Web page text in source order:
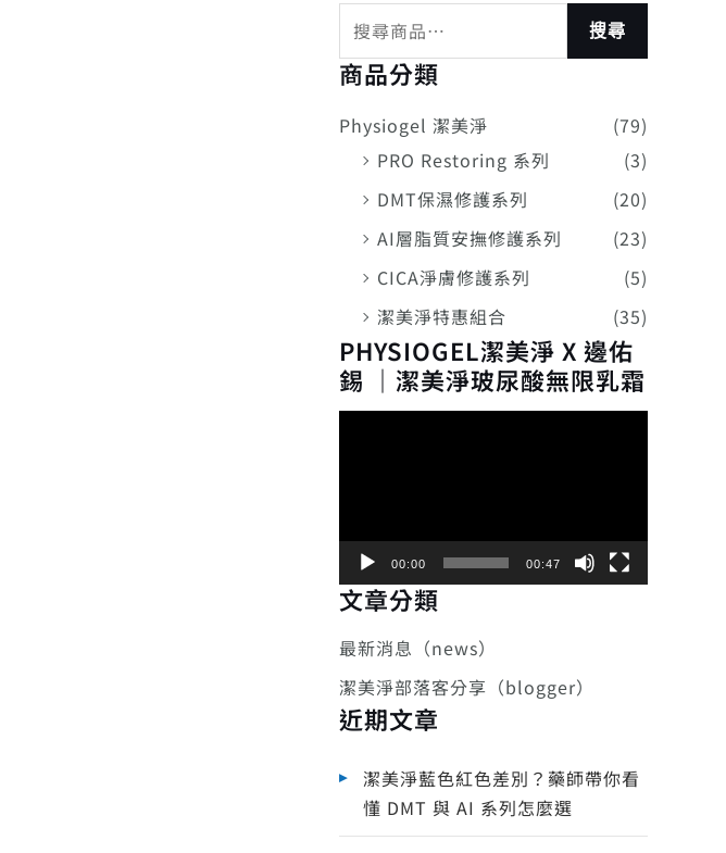
搜尋
商品分類
Physiogel 潔美淨
(79)
PRO Restoring 系列
(3)
DMT保濕修護系列
(20)
AI層脂質安撫修護系列
(23)
CICA淨膚修護系列
(5)
潔美淨特惠組合
(35)
PHYSIOGEL潔美淨 X 邊佑
錫 ｜潔美淨玻尿酸無限乳霜
00:00 00:47
文章分類
最新消息（news）
潔美淨部落客分享（blogger）
近期文章
潔美淨藍色紅色差別？藥師帶你看
懂 DMT 與 AI 系列怎麼選